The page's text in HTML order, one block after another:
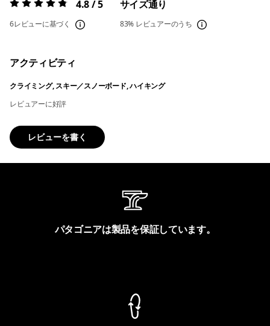
評価:4.8 / 5 4.8 / 5
6レビューに基づく
サイズ通り
83% レビュアーのうち
アクティビティ
クライミング, スキー／スノーボード, ハイキング
レビュアーに好評
レビューを書く
パタゴニアは製品を保証しています。